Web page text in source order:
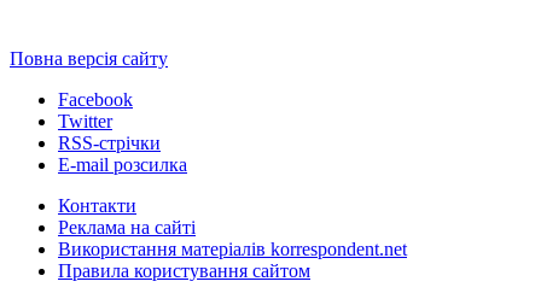
Повна версія сайту
Facebook
Twitter
RSS-стрічки
E-mail розсилка
Контакти
Реклама на сайті
Використання матеріалів korrespondent.net
Правила користування сайтом